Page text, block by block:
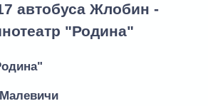
автобуса Жлобин -
"Родина"